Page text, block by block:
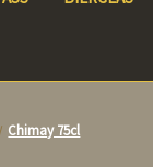
Chimay 75cl